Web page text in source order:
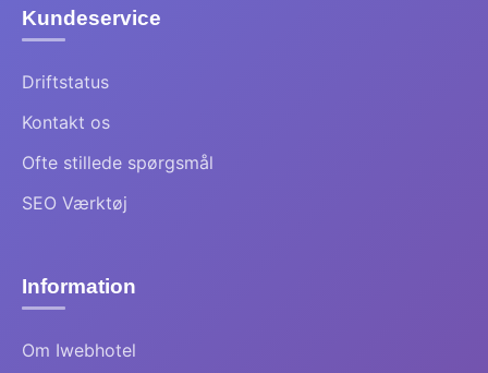
Kundeservice
Driftstatus
Kontakt os
Ofte stillede spørgsmål
SEO Værktøj
Information
Om Iwebhotel